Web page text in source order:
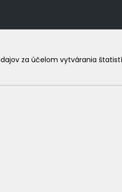
za účelom vytvárania